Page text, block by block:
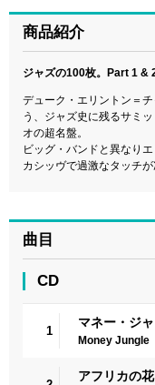
商品紹介
ジャズの100枚。Part 1
デューク・エリントン＝
う、ジャズ史に残るサミ
オの超名盤。
ビッグ・バンドと異なり
カシッヴで過激なタッチが
曲目
CD
1
マネー・ジ
Money Jungle
アフリカの花